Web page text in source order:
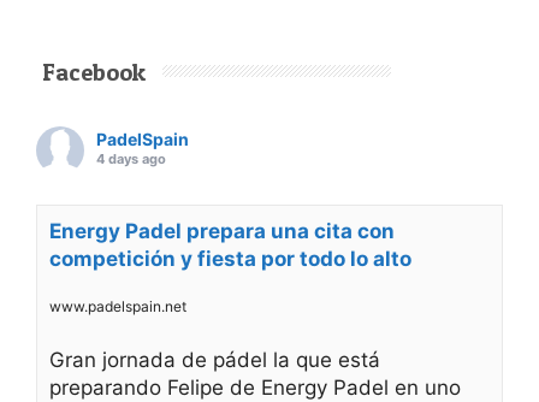
Facebook
PadelSpain
4 days ago
Energy Padel prepara una cita con
competición y fiesta por todo lo alto
www.padelspain.net
Gran jornada de pádel la que está
preparando Felipe de Energy Padel en uno